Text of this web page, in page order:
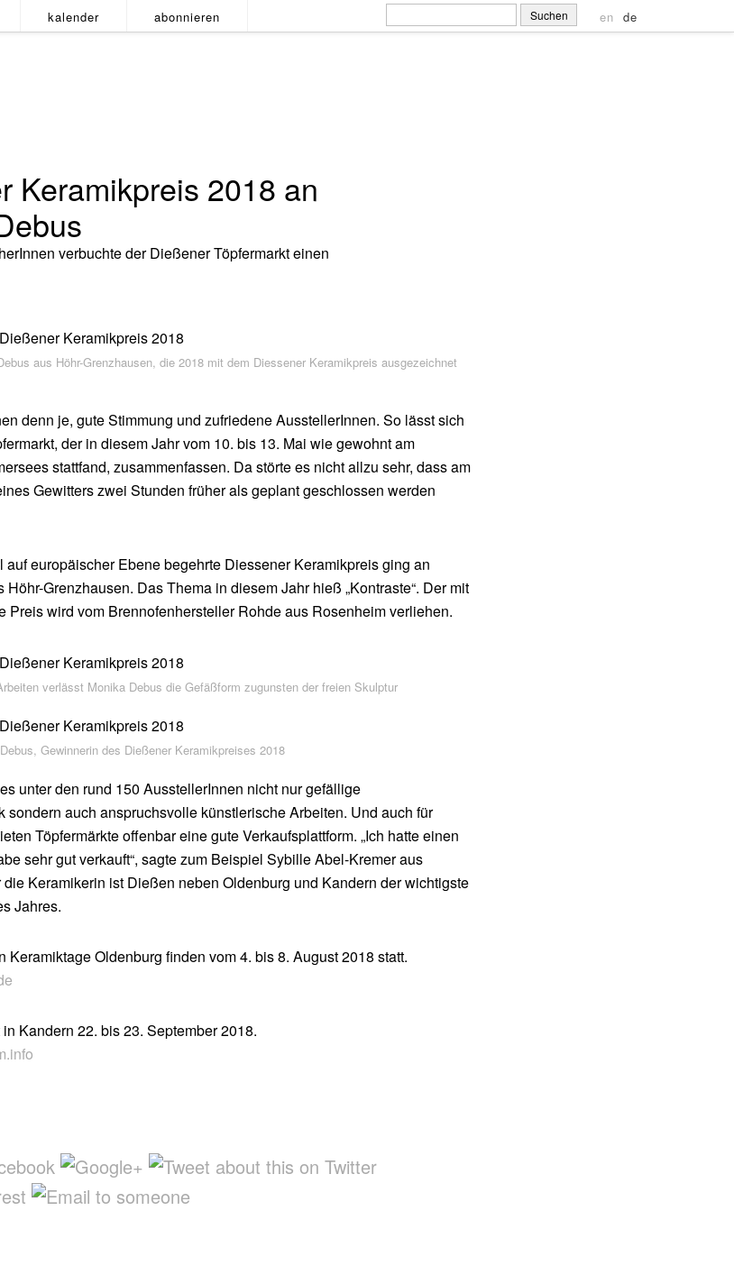
en de
Suchen
nach:
kalender abonnieren
Keramikpreis 2018 an
verbuchte der Dießener Töpfermarkt einen
aus Höhr-Grenzhausen, die 2018 mit dem Diessener Keramikpreis ausgezeichnet
denn je, gute Stimmung und zufriedene AusstellerInnen. So lässt sich
der in diesem Jahr vom 10. bis 13. Mai wie gewohnt am
stattfand, zusammenfassen. Da störte es nicht allzu sehr, dass am
Gewitters zwei Stunden früher als geplant geschlossen werden
auf europäischer Ebene begehrte Diessener Keramikpreis ging an
Höhr-Grenzhausen. Das Thema in diesem Jahr hieß „Kontraste“. Der mit
Preis wird vom Brennofenhersteller Rohde aus Rosenheim verliehen.
verlässt Monika Debus die Gefäßform zugunsten der freien Skulptur
Gewinnerin des Dießener Keramikpreises 2018
unter den rund 150 AusstellerInnen nicht nur gefällige
sondern auch anspruchsvolle künstlerische Arbeiten. Und auch für
Töpfermärkte offenbar eine gute Verkaufsplattform. „Ich hatte einen
sehr gut verkauft“, sagte zum Beispiel Sybille Abel-Kremer aus
die Keramikerin ist Dießen neben Oldenburg und Kandern der wichtigste
Jahres.
Keramiktage Oldenburg finden vom 4. bis 8. August 2018 statt.
Kandern 22. bis 23. September 2018.